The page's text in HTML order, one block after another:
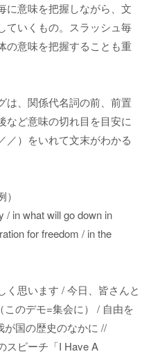
に意味を把握しながら、文
ていくもの。スラッシュ毎
の意味を把握することも重
、関係代名詞の前、前置
など意味の切れ目を目安に
／）をいれて文末がわかる
/ in what will go down in
for freedom / in the
思います / 今日、皆さんと
のデモ=集会に） / 自由を
が国の歴史のなかに //
スピーチ「I Have A